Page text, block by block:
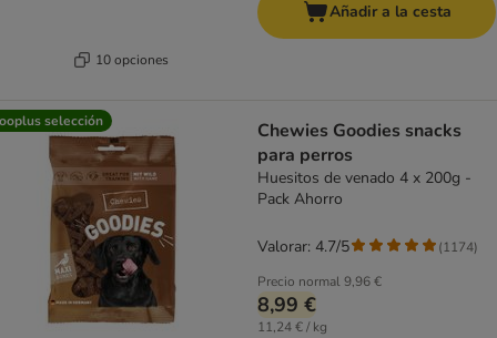
10 opciones
Añadir a la cesta
selección
Chewies Goodies snacks
para perros
Huesitos de venado 4 x 200g -
Pack Ahorro
Precio normal9,96 €
8,99 €
11,24 € / kg
Valorar: 4.7/5 (1174)